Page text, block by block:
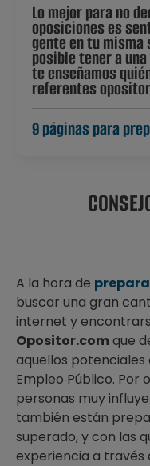
Lo mejor para no
oposiciones es
gente en tu misma
posible tener a
te enseñamos
referentes
9 páginas para
A la hora de
buscar una gran
internet y
Opositor.com que
aquellos potenciales
Empleo Público.
personas muy
también están
superado, y con las
experiencia a través